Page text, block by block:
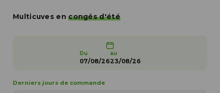
Multicuves encongés d'été
Du
07/08/26
au
23/08/26
Derniers jours de commande